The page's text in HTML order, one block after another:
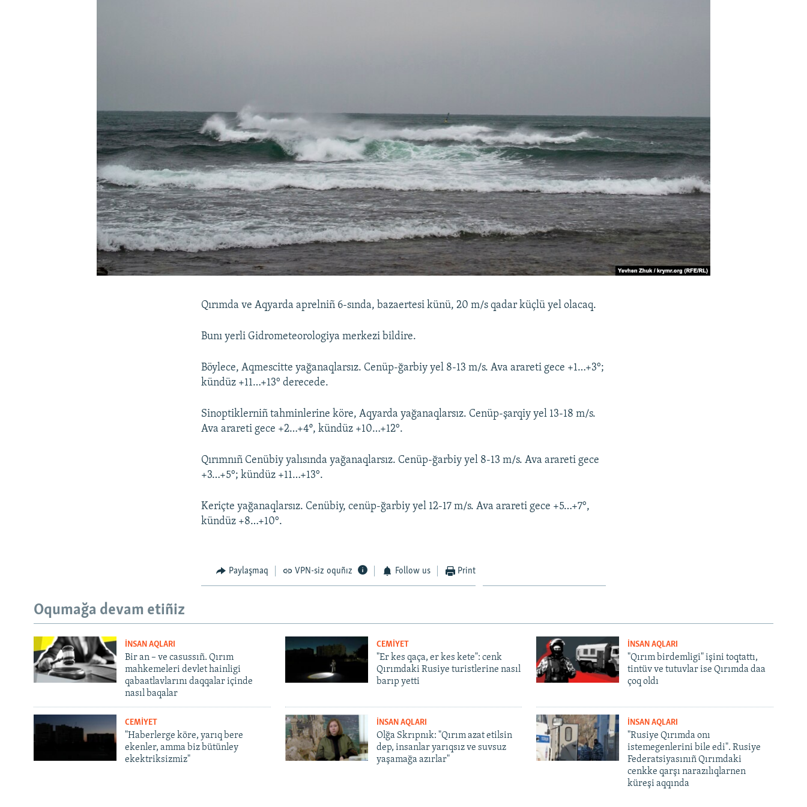
Qırımda ve Aqyarda aprelniñ 6-sında, bazaertesi künü, 20 m/s qadar küçlü yel olacaq.
Bunı yerli Gidrometeorologiya merkezi bildire.
Böylece, Aqmescitte yağanaqlarsız. Cenüp-ğarbiy yel 8-13 m/s. Ava arareti gece +1…+3°;
kündüz +11…+13° derecede.
Sinoptiklerniñ tahminlerine köre, Aqyarda yağanaqlarsız. Cenüp-şarqiy yel 13-18 m/s.
Ava arareti gece +2…+4º, kündüz +10…+12°.
Qırımnıñ Cenübiy yalısında yağanaqlarsız. Cenüp-ğarbiy yel 8-13 m/s. Ava arareti gece
+3…+5°; kündüz +11…+13°.
Keriçte yağanaqlarsız. Cenübiy, cenüp-ğarbiy yel 12-17 m/s. Ava arareti gece +5…+7°,
kündüz +8…+10°.
Paylaşmaq VPN-siz oquñız Follow us Print
Oqumağa devam etiñiz
İNSAN AQLARI
Bir an – ve casussıñ. Qırım
mahkemeleri devlet hainligi
qabaatlavlarını daqqalar içinde
nasıl baqalar
CEMİYET
"Er kes qaça, er kes kete": cenk
Qırımdaki Rusiye turistlerine nasıl
barıp yetti
İNSAN AQLARI
"Qırım birdemligi" işini toqtattı,
tintüv ve tutuvlar ise Qırımda daa
çoq oldı
CEMİYET
"Haberlerge köre, yarıq bere
ekenler, amma biz bütünley
ekektriksizmiz"
İNSAN AQLARI
Olğa Skrıpnık: "Qırım azat etilsin
dep, insanlar yarıqsız ve suvsuz
yaşamağa azırlar"
İNSAN AQLARI
"Rusiye Qırımda onı
istemegenlerini bile edi". Rusiye
Federatsiyasınıñ Qırımdaki
cenkke qarşı narazılıqlarnen
küreşi aqqında